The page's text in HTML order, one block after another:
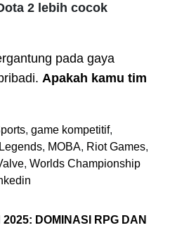
2 lebih cocok
pada gaya
Apakah kamu tim
, game kompetitif,
, MOBA, Riot Games,
, Worlds Championship
DOMINASI RPG DAN